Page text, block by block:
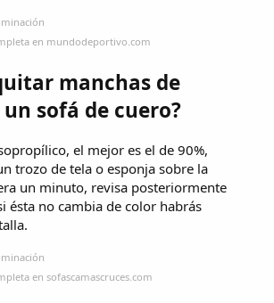
en mundodeportivo.com
manchas de
sofá de cuero?
el mejor es el de 90%,
trozo de tela o esponja sobre la
un minuto, revisa posteriormente
ésta no cambia de color habrás
en sofascamascruces.com